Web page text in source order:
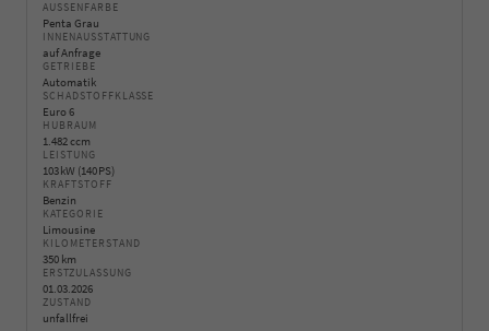
AUSSENFARBE
Penta Grau
INNENAUSSTATTUNG
auf Anfrage
GETRIEBE
Automatik
SCHADSTOFFKLASSE
Euro 6
HUBRAUM
1.482 ccm
LEISTUNG
103 kW (140 PS)
KRAFTSTOFF
Benzin
KATEGORIE
Limousine
KILOMETERSTAND
350 km
ERSTZULASSUNG
01.03.2026
ZUSTAND
unfallfrei